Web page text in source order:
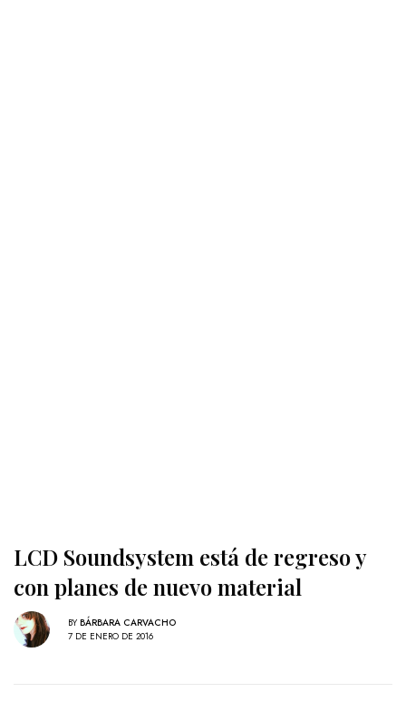
LCD Soundsystem está de regreso y
con planes de nuevo material
BY BÁRBARA CARVACHO
7 DE ENERO DE 2016